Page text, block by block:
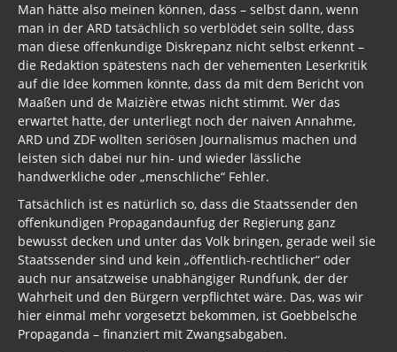
Propaganda
Fake News Beweise
Archiv Logenpresse 2016
Logenpresse aktuell 2017
Die Totengräber der Freiheit
Atlantikbrücke
Wikipedia
Befehlsempfänger / Mittäter
BRD Archiv
Asyl 2017
Man hätte also meinen können, dass – selbst dann, wenn
man in der ARD tatsächlich so verblödet sein sollte, dass
man diese offenkundige Diskrepanz nicht selbst erkennt –
die Redaktion spätestens nach der vehementen Leserkritik
auf die Idee kommen könnte, dass da mit dem Bericht von
Maaßen und de Maizière etwas nicht stimmt. Wer das
erwartet hatte, der unterliegt noch der naiven Annahme,
ARD und ZDF wollten seriösen Journalismus machen und
leisten sich dabei nur hin- und wieder lässliche
handwerkliche oder „menschliche“ Fehler.
Tatsächlich ist es natürlich so, dass die Staatssender den
offenkundigen Propagandaunfug der Regierung ganz
bewusst decken und unter das Volk bringen, gerade weil sie
Staatssender sind und kein „öffentlich-rechtlicher“ oder
auch nur ansatzweise unabhängiger Rundfunk, der der
Wahrheit und den Bürgern verpflichtet wäre. Das, was wir
hier einmal mehr vorgesetzt bekommen, ist Goebbelsche
Propaganda – finanziert mit Zwangsabgaben.